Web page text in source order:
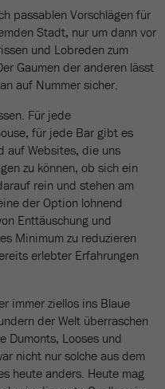
passablen Vorschlägen für
Stadt, nur um dann vor
und Lobreden zum
Gaumen der anderen lässt
auf Nummer sicher.
Für jede
für jede Bar gibt es
auf Websites, die uns
zu können, ob sich ein
rein und stehen am
der Option lohnend
Enttäuschung und
Minimum zu reduzieren
erlebter Erfahrungen
immer ziellos ins Blaue
der Welt überraschen
Dumonts, Looses und
nicht nur solche aus dem
heute anders. Heute mag